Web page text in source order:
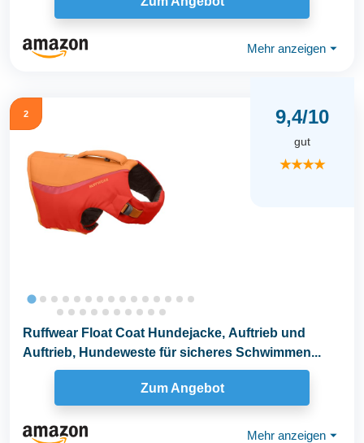
Mehr anzeigen ⏷
2 9,4/10
gut
★★★★
Ruffwear Float Coat Hundejacke, Auftrieb und
Auftrieb, Hundeweste für sicheres Schwimmen...
Zum Angebot
Mehr anzeigen ⏷